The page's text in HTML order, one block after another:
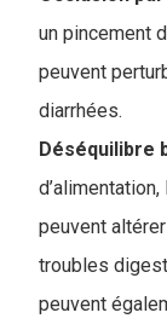
un pincement
peuvent
diarrhées.
Déséquilibre
peuvent
troubles
peuvent